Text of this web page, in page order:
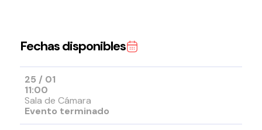
Fechas disponibles
25 / 01
11:00
Sala de Cámara
Evento terminado